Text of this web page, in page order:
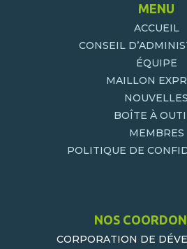
MENU
ACCUEIL
CONSEIL
ÉQUIPE
MAILLON
NOUVELLES
BOÎTE À
MEMBRES
POLITIQUE DE
NOS
CORPORATION DE